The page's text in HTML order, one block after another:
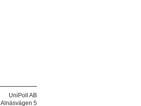
UniPoll AB
Alnäsvägen 5